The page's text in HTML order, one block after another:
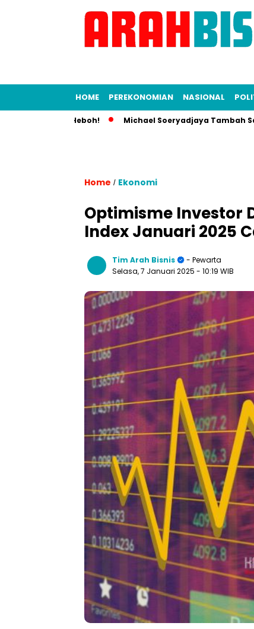
HOME PEREKONOMIAN NASIONAL
Michael Soeryadjaya Tambah Saham
Home / Ekonomi
Optimisme Investor
Index Januari 2025
Tim Arah Bisnis
- Pewarta
Selasa, 7 Januari 2025 - 10:19 WIB